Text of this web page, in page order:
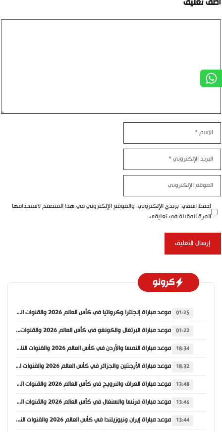
احفظ اسمي، بريدي الإلكتروني، والموقع الإلكتروني في هذا المتصفح لاستخدامها
المرة المقبلة في تعليقي.
كرونو
01:25 موعد مباراة إنجلترا وكرواتيا في كأس العالم 2026 والقنوات الناقلة
01:22 موعد مباراة البرتغال والكونغو في كأس العالم 2026 والقنوات الناقلة
18:34 موعد مباراة النمسا والأردن في كأس العالم 2026 والقنوات الناقلة
18:32 موعد مباراة الأرجنتين والجزائر في كأس العالم 2026 والقنوات الناقلة
13:48 موعد مباراة العراق والنرويج في كأس العالم 2026 والقنوات الناقلة
13:46 موعد مباراة فرنسا والسنغال في كأس العالم 2026 والقنوات الناقلة
13:44 موعد مباراة إيران ونيوزيلندا في كأس العالم 2026 والقنوات الناقلة